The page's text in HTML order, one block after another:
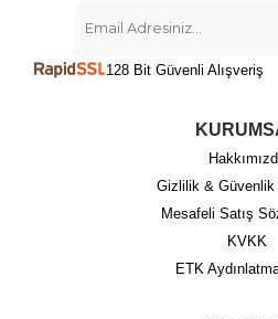
128 Bit Güvenli Alışveriş
Gizlilik & Güvenlik
Mesafeli Satış
KVKK
ETK